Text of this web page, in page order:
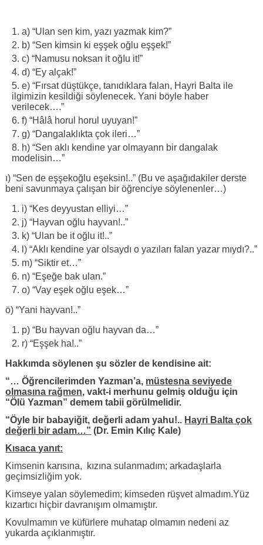
a) “Ulan sen kim, yazı yazmak kim?”
b) “Sen kimsin ki eşşek oğlu eşşek!”
c) “Namusu noksan it oğIu it!”
d) “Ey alçak!”
e) “Fırsat düştükçe, tanıdıklara falan, Hayri Balta ile
ilgimizin kesildiği söylenecek. Yani böyle haber
verilecek….”
f) “Hâlâ horul horul uyuyan!”
g) “Dangalaklıkta çok ileri…”
h) “Sen aklı kendine yar olmayann bir dangalak
modelisin…”
ı) “Sen de eşşekoğlu eşeksin!..” (Bu ve aşağıdakiler derste
beni savunmaya çalışan bir öğrenciye söylenenler…)
i) “Kes deyyustan elliyi…”
j) “Hayvan oğlu hayvan!..”
k) “Ulan be it oğlu it!..”
l) “Aklı kendine yar olsaydı o yazıları falan yazar mıydı?..”
m) “Siktir et…”
n) “Eşeğe bak ulan.”
o) “Vay eşek oğlu eşek…”
ö) “Yani hayvan!..”
p) “Bu hayvan oğlu hayvan da…”
r) “Eşşek ha!..”
Hakkımda söylenen şu sözler de kendisine ait:
“… Öğrencilerim­den Yazman’a, müstesna seviyede
olmasına rağmen, vakt-i merhunu gelmiş olduğu için
“Ölü Yazman” demem tabii görülmelidir.
“Öyle bir babayiğit, değerli adam yahu!.. Hayri Balta çok
değerli bir adam…” (Dr. Emin Kılıç Kale)
Kısaca yanıt:
Kimsenin karısına, kızına sulanmadım; arkadaşlarla
geçimsizliğim yok.
Kimseye yalan söylemedim; kimseden rüşvet almadım.Yüz
kızartıcı hiçbir davranışım olmamıştır.
Kovulmamın ve küfürlere muhatap olmamın nedeni az
yukarda açıklanmıştır.